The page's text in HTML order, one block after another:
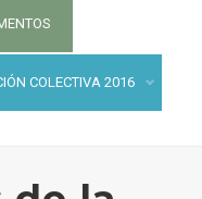
COLECTIVA 2016